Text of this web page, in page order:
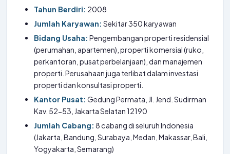
Tahun Berdiri: 2008
Jumlah Karyawan: Sekitar 350 karyawan
Bidang Usaha: Pengembangan properti residensial
(perumahan, apartemen), properti komersial (ruko,
perkantoran, pusat perbelanjaan), dan manajemen
properti. Perusahaan juga terlibat dalam investasi
properti dan konsultasi properti.
Kantor Pusat: Gedung Permata, Jl. Jend. Sudirman
Kav. 52-53, Jakarta Selatan 12190
Jumlah Cabang: 8 cabang di seluruh Indonesia
(Jakarta, Bandung, Surabaya, Medan, Makassar, Bali,
Yogyakarta, Semarang)